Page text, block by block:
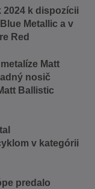
2024 k dispozícii
Metallic a v
Red
Matt
nosič
Ballistic
v kategórii
predalo